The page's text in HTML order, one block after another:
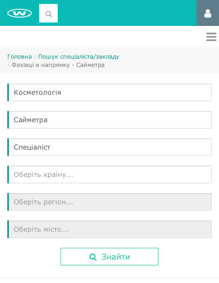
Головна
Пошук спеціаліста/закладу
Фахівці в напрямку - Сайметра
Косметологія
Сайметра
Спеціаліст
Оберіть країну...
Оберіть регіон...
Оберіть місто...
Знайти